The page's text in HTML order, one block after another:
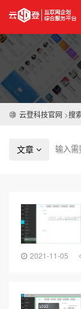
云登科技官网 >搜
文章
2021-11-05